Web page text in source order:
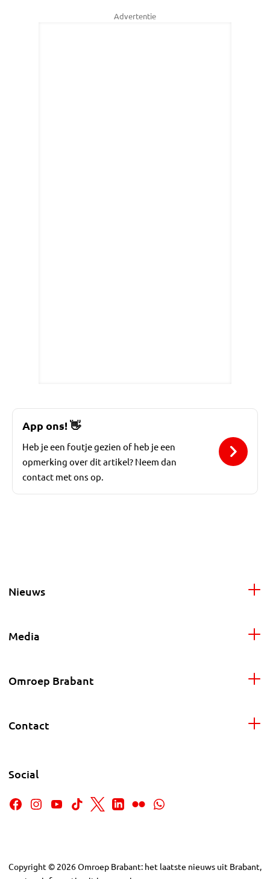
Advertentie
App ons!👋
Heb je een foutje gezien of heb je een
opmerking over dit artikel? Neem dan
contact met ons op.
Nieuws
Media
Omroep Brabant
Contact
Social
Copyright © 2026Omroep Brabant: het laatste nieuws uit Brabant,